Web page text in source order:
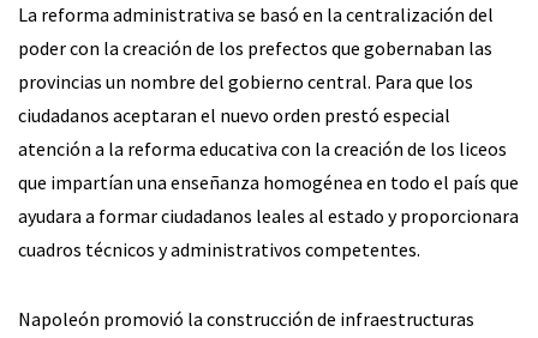
La reforma administrativa se basó en la centralización del
poder con la creación de los prefectos que gobernaban las
provincias un nombre del gobierno central. Para que los
ciudadanos aceptaran el nuevo orden prestó especial
atención a la reforma educativa con la creación de los liceos
que impartían una enseñanza homogénea en todo el país que
ayudara a formar ciudadanos leales al estado y proporcionara
cuadros técnicos y administrativos competentes.
Napoleón promovió la construcción de infraestructuras